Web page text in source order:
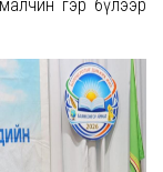
гэр бүлээр